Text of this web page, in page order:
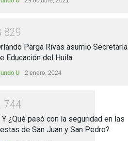
829
Parga Rivas asumió Secretaría
Educación del Huila
U 2 enero, 2024
744
Y ¿Qué pasó con la seguridad en las
de San Juan y San Pedro?